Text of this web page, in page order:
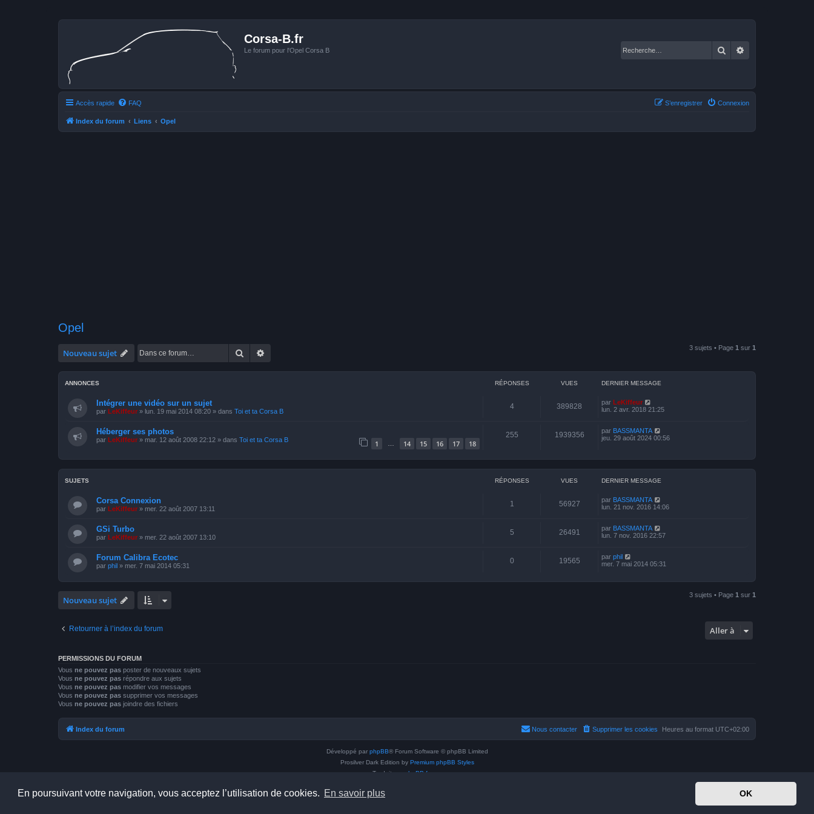
En poursuivant votre navigation, vous acceptez l’utilisation de cookies. En savoir plus OK
Corsa-B.fr
Le forum pour l'Opel Corsa B Rechercher
Accès rapide FAQ Connexion
S’enregistrer
Index du forum Liens Opel
Opel
Nouveau sujet Rechercher 3 sujets • Page 1 sur 1
ANNONCES RÉPONSES VUES DERNIER MESSAGE
Intégrer une vidéo sur un sujet
par LeKiffeur » lun. 19 mai 2014 08:20 » dans Toi et ta Corsa B
4 389828 par LeKiffeur
lun. 2 avr. 2018 21:25
Héberger ses photos
par LeKiffeur » mar. 12 août 2008 22:12 » dans Toi et ta Corsa B 1 14 15 16 17 18
255 1939356 par BASSMANTA
jeu. 29 août 2024 00:56
SUJETS RÉPONSES VUES DERNIER MESSAGE
Corsa Connexion
par LeKiffeur » mer. 22 août 2007 13:11
1 56927 par BASSMANTA
lun. 21 nov. 2016 14:06
GSi Turbo
par LeKiffeur » mer. 22 août 2007 13:10
5 26491 par BASSMANTA
lun. 7 nov. 2016 22:57
Forum Calibra Ecotec
par phil » mer. 7 mai 2014 05:31
0 19565 par phil
mer. 7 mai 2014 05:31
Nouveau sujet 3 sujets • Page 1 sur 1
Retourner à l’index du forum Aller à
PERMISSIONS DU FORUM
Vous ne pouvez pas poster de nouveaux sujets
Vous ne pouvez pas répondre aux sujets
Vous ne pouvez pas modifier vos messages
Vous ne pouvez pas supprimer vos messages
Vous ne pouvez pas joindre des fichiers
Index du forum Heures au format UTC+02:00
Supprimer les cookies
Nous contacter
Développé par phpBB® Forum Software © phpBB Limited
Prosilver Dark Edition by Premium phpBB Styles
Traduit par
phpBB-fr.com